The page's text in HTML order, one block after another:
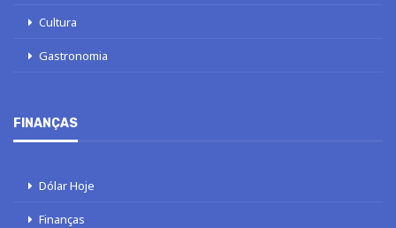
Cultura
Gastronomia
FINANÇAS
Dólar Hoje
Finanças